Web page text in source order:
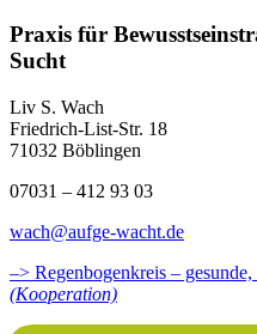
Praxis für
Sucht
Liv S. Wach
Friedrich-List-Str. 18
71032 Böblingen
07031 – 412 93 03
wach@aufge-wacht.de
–> Regenbogenkreis –
(Kooperation)